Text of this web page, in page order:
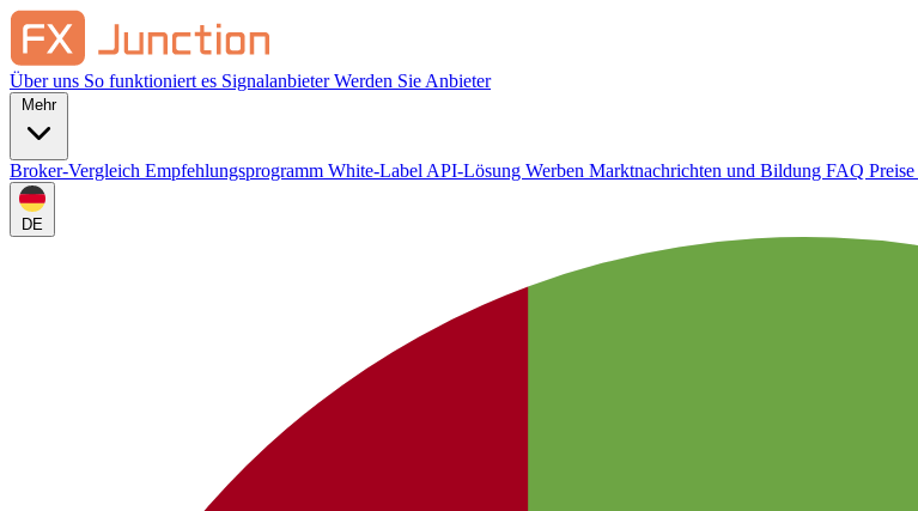
Über uns So funktioniert es SignalanbieterWerden Sie Anbieter
Mehr
Broker-Vergleich Empfehlungsprogramm White-Label API-Lösung Werben Marktnachrichten und Bildung FAQ Preise
DE